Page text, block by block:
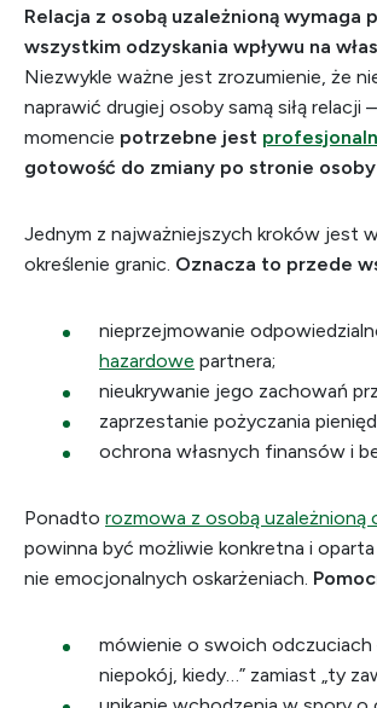
Relacja z osobą uzależnioną wymaga
wszystkim odzyskania wpływu na
Niezwykle ważne jest zrozumienie, że
naprawić drugiej osoby samą siłą relacji
momencie potrzebne jest
gotowość do zmiany po stronie
Jednym z najważniejszych kroków jest
określenie granic. Oznacza to przede
nieprzejmowanie
hazardowe partnera;
nieukrywanie jego zachowań
zaprzestanie pożyczania
ochrona własnych finansów i
Ponadto rozmowa z osobą uzależnioną
powinna być możliwie konkretna i
nie emocjonalnych oskarżeniach.
mówienie o swoich odczuciach
niepokój, kiedy…” zamiast „ty